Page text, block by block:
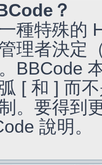
？
種特殊的
理者決定
BBCode
[ 和 ] 而
。要得到
說明。